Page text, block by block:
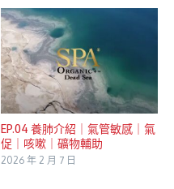
EP.04 養肺介紹｜氣管敏感｜氣
促｜咳嗽｜礦物輔助
2026 年 2 月 7 日